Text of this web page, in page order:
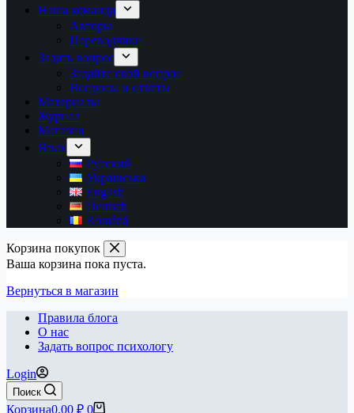
Наша команда
Авторы
Переводчики
Задать вопрос
Задайте свой вопрос
Вопросы и ответы
Материалы
Журнал
Магазин
Язык
Русский
Українська
English
Deutsch
Română
Корзина покупок
Ваша корзина пока пуста.
Вернуться в магазин
Правила блога
О нас
Задать вопрос психологу
Login
Поиск
Корзина0.00 ₽ 0